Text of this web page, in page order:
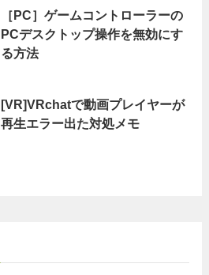
［PC］ゲームコントローラーの
PCデスクトップ操作を無効にす
る方法
[VR]VRchatで動画プレイヤーが
再生エラー出た対処メモ